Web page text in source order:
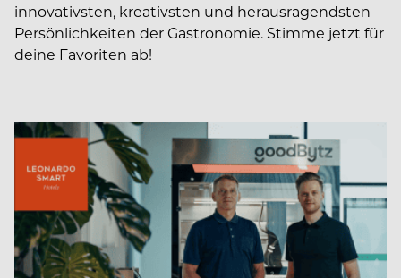
innovativsten, kreativsten und herausragendsten
Persönlichkeiten der Gastronomie. Stimme jetzt für
deine Favoriten ab!